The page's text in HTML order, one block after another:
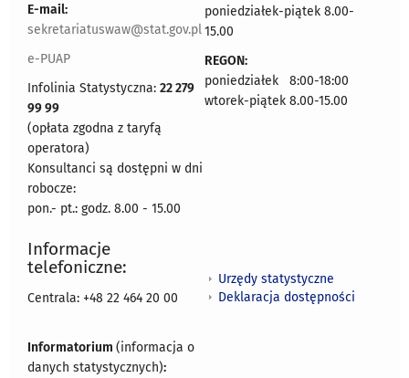
E-mail:
sekretariatuswaw@stat.gov.pl
e-PUAP
Infolinia Statystyczna: 22 279
99 99
(opłata zgodna z taryfą
operatora)
Konsultanci są dostępni w dni
robocze:
pon.- pt.: godz. 8.00 - 15.00
poniedziałek-piątek 8.00-
15.00
REGON:
poniedziałek 8:00-18:00
wtorek-piątek 8.00-15.00
Informacje
telefoniczne:
Centrala: +48 22 464 20 00
Informatorium (informacja o
danych statystycznych):
Urzędy statystyczne
Deklaracja dostępności